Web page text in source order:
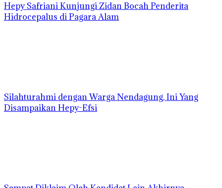
Hepy Safriani Kunjungi Zidan Bocah Penderita
Hidrocepalus di Pagara Alam
Silahturahmi dengan Warga Nendagung, Ini Yang
Disampaikan Hepy-Efsi